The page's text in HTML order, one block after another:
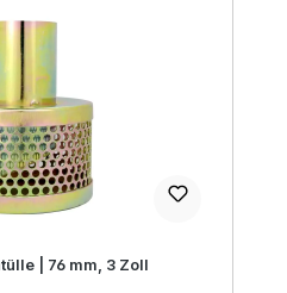
| 76 mm, 3 Zoll